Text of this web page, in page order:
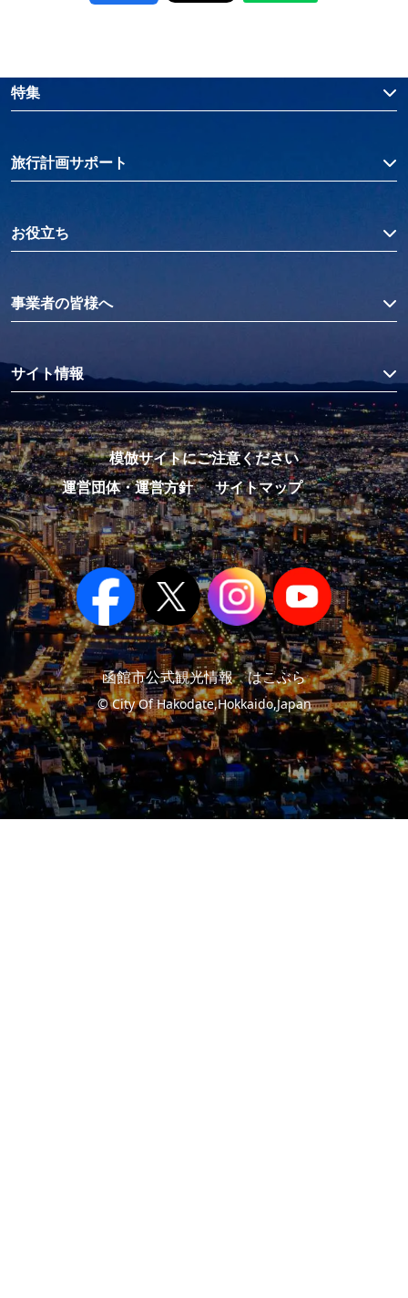
特集
旅行計画サポート
お役立ち
事業者の皆様へ
サイト情報
模倣サイトにご注意ください
運営団体・運営方針
サイトマップ
函館市公式観光情報 はこぶら
© City Of Hakodate,Hokkaido,Japan